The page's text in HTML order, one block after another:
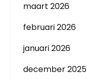
maart 2026
februari 2026
januari 2026
december 2025